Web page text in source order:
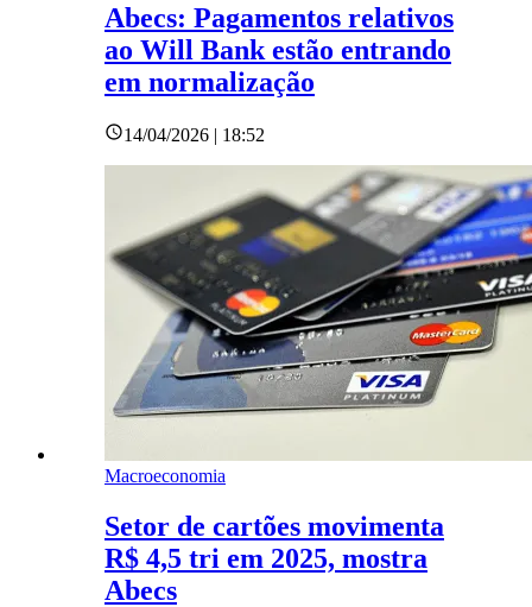
Abecs: Pagamentos relativos
ao Will Bank estão entrando
em normalização
14/04/2026 | 18:52
Macroeconomia
Setor de cartões movimenta
R$ 4,5 tri em 2025, mostra
Abecs